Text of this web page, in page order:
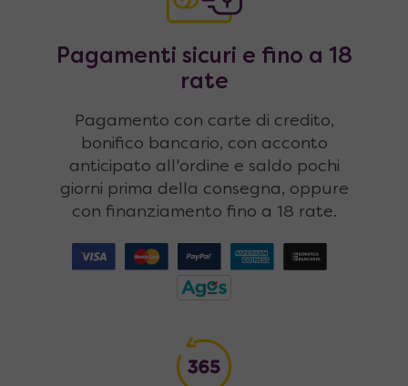
Pagamenti sicuri e fino a 18
rate
Pagamento con carte di credito,
bonifico bancario, con acconto
anticipato all'ordine e saldo pochi
giorni prima della consegna, oppure
con finanziamento fino a 18 rate.